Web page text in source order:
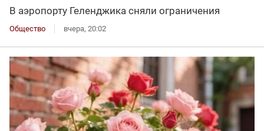
В аэропорту Геленджика сняли ограничения
Общество вчера, 20:02